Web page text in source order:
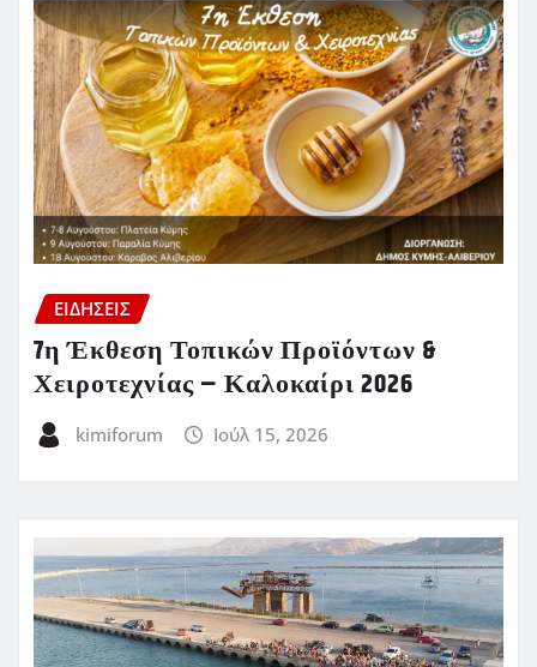
ΕΙΔΗΣΕΙΣ
7η Έκθεση Τοπικών Προϊόντων &
Χειροτεχνίας – Καλοκαίρι 2026
kimiforum Ιούλ 15, 2026